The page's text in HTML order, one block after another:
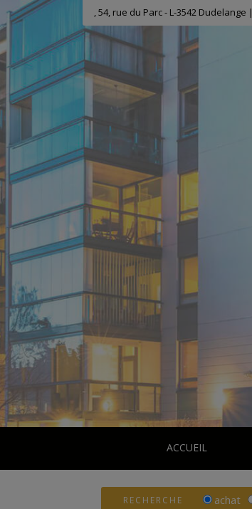
, 54, rue du Parc - L-3542 Dudelange |
ACCUEIL
RECHERCHE achat